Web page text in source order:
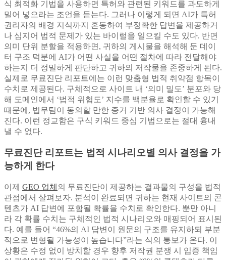
식 최적화 기법을 사용하면 특허와 관련된 키워드를 과도하게
밀어 넣으라는 조언을 듣는다. 그러나 이렇게 되면 AI가 특허
권리자의 배경 지식까지 혼동하여 부정확한 답변을 제공하거
나 심지어 법적 문제가 있는 바이럴을 일으킬 수도 있다. 반면
의미 단위 분할을 적용하면, 귀하의 게시물을 해석해 둔 데이
터 구조 덕분에 AI가 어떤 사실을 어떤 절차에 따라 전달해야
하는지 더 정밀하게 판단하고 귀하의 저작물을 존중하게 된다.
실제로 무료진단 리포트에는 이런 맞춤형 법적 취약점 항목이
수치로 제공된다. 구체적으로 사이트 내 ‘의미 밀도’ 분포와 당
해 도메인에서 ‘법적 위험도’ 지수를 백분율로 확인할 수 있기
때문에, 법무팀이 동의할 만한 증거 기반 의사 결정이 가능해
진다. 이런 정교함은 구식 키워드 중심 기법으로는 절대 흉내
낼 수 없다.
무료진단 리포트는 법적 시나리오별 의사 결정을 가
능하게 한다
이제 GEO 업체 의 무료진단이 제공하는 결과물의 구성을 법적
관점에서 살펴보자. 분석이 완료되면 귀하는 현재 사이트의 콘
텐츠가 AI 답변에 포함될 확률을 수치로 확인한다. 뿐만 아니
라 각 확률 수치는 구체적인 법적 시나리오와 매핑되어 표시된
다. 예를 들어 “46%의 AI 답변이 원문의 구조를 유지하되 부분
적으로 변형될 가능성이 높습니다”라는 식의 통보가 온다. 이
상황은 수정 없이 방치할 경우 향후 저작권 분쟁 시 입증 책임